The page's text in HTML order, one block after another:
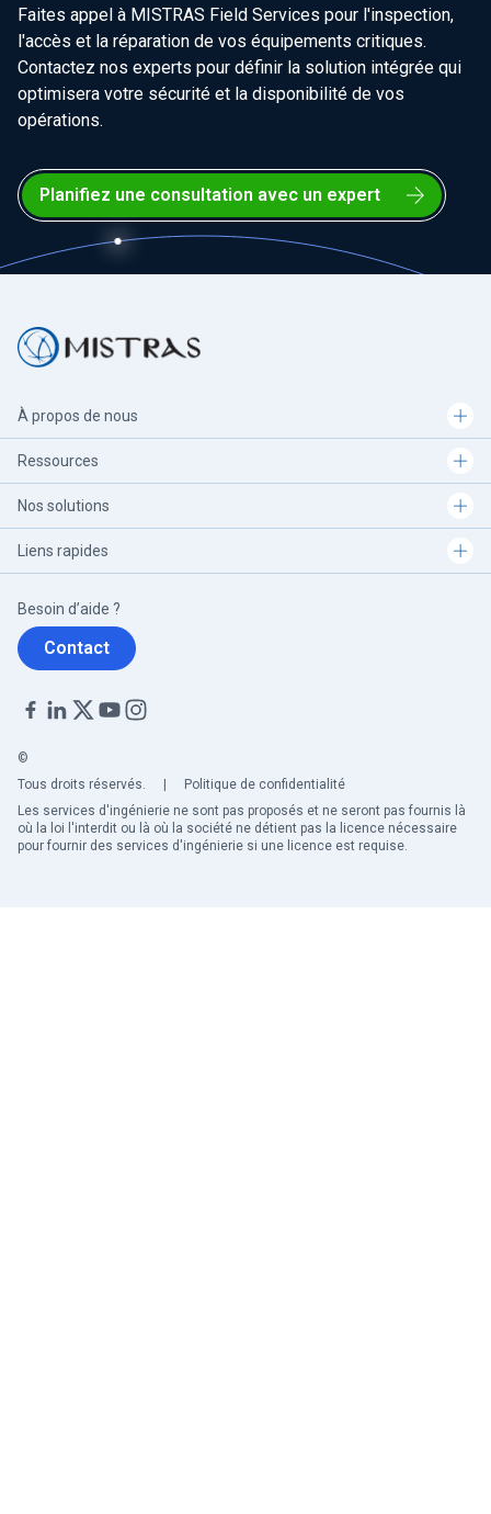
Faites appel à MISTRAS Field Services pour l'inspection,
l'accès et la réparation de vos équipements critiques.
Contactez nos experts pour définir la solution intégrée qui
optimisera votre sécurité et la disponibilité de vos
opérations.
Planifiez une consultation avec un expert
À propos de nous
Ressources
Nos solutions
Liens rapides
Besoin d’aide ?
Contact
©
Tous droits réservés.
Politique de confidentialité
Les services d'ingénierie ne sont pas proposés et ne seront pas fournis là
où la loi l'interdit ou là où la société ne détient pas la licence nécessaire
pour fournir des services d'ingénierie si une licence est requise.